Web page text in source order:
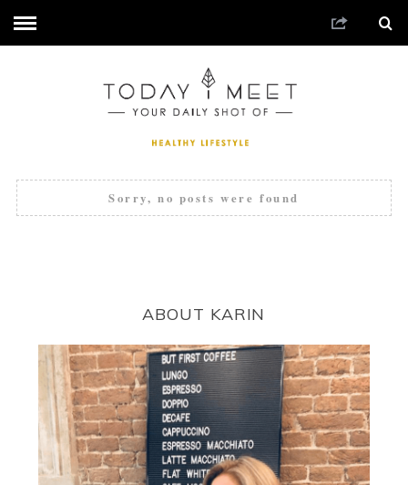
Sorry, no posts were found
ABOUT KARIN